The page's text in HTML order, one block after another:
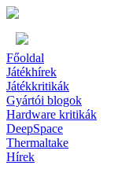
Főoldal
Játékhírek
Játékkritikák
Gyártói blogok
Hardware kritikák
DeepSpace
Thermaltake
Hírek